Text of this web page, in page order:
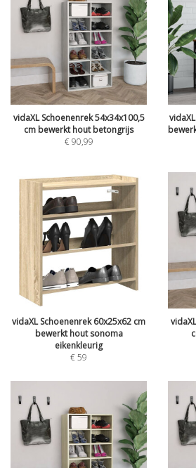
vidaXL Schoenenrek 54x34x100,5
cm bewerkt hout betongrijs
€90,99
vidaXL Schoenenrek 60x25x62 cm
bewerkt hout sonoma
eikenkleurig
€59